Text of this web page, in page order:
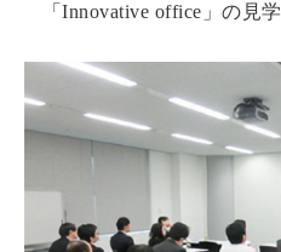
「Innovative office」の見学